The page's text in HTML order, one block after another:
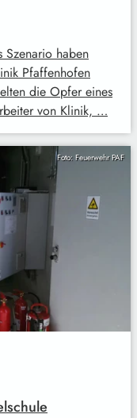
haben
Pfaffenhofen
die Opfer eines
von Klinik, …
Foto: Feuerwehr PAF